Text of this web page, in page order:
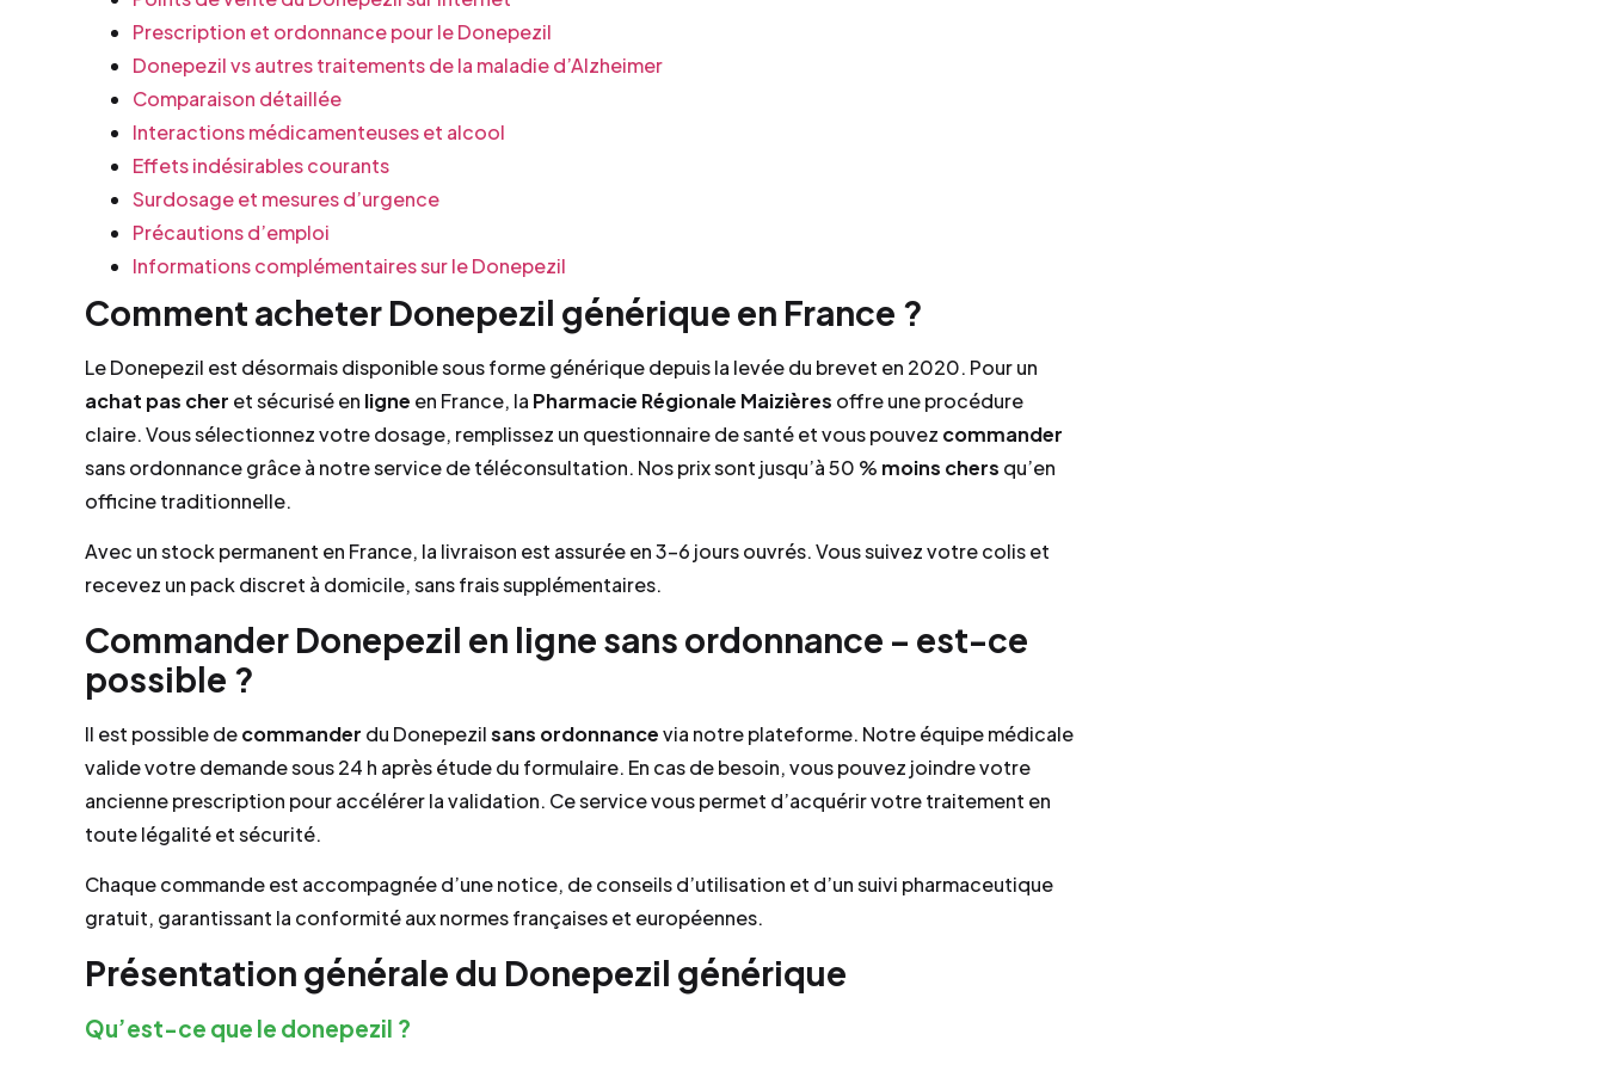
Prescription et ordonnance pour le Donepezil
Donepezil vs autres traitements de la maladie d’Alzheimer
Comparaison détaillée
Interactions médicamenteuses et alcool
Effets indésirables courants
Surdosage et mesures d’urgence
Précautions d’emploi
Informations complémentaires sur le Donepezil
Comment acheter Donepezil générique en France ?
Le Donepezil est désormais disponible sous forme générique depuis la levée du brevet en 2020. Pour un
achat pas cher et sécurisé en ligne en France, la Pharmacie Régionale Maizières offre une procédure
claire. Vous sélectionnez votre dosage, remplissez un questionnaire de santé et vous pouvez commander
sans ordonnance grâce à notre service de téléconsultation. Nos prix sont jusqu’à 50 % moins chers qu’en
officine traditionnelle.
Avec un stock permanent en France, la livraison est assurée en 3–6 jours ouvrés. Vous suivez votre colis et
recevez un pack discret à domicile, sans frais supplémentaires.
Commander Donepezil en ligne sans ordonnance – est-ce
possible ?
Il est possible decommander du Donepezilsans ordonnancevia notre plateforme. Notre équipe médicale
valide votre demande sous 24 h après étude du formulaire. En cas de besoin, vous pouvez joindre votre
ancienne prescription pour accélérer la validation. Ce service vous permet d’acquérir votre traitement en
toute légalité et sécurité.
Chaque commande est accompagnée d’une notice, de conseils d’utilisation et d’un suivi pharmaceutique
gratuit, garantissant la conformité aux normes françaises et européennes.
Présentation générale du Donepezil générique
Qu’est-ce que le donepezil ?